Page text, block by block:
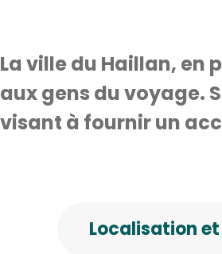
La ville du Haillan, en
aux gens du voyage.
visant à fournir un
Localisation et